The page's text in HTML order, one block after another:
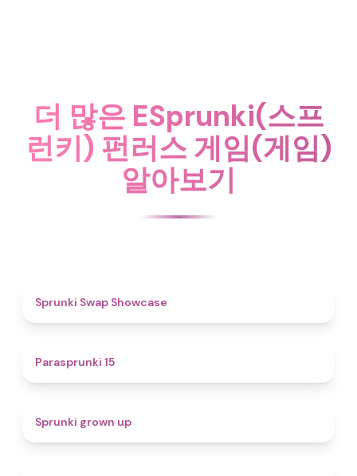
더 많은 ESprunki(스프
런키) 펀러스 게임(게임)
알아보기
Sprunki Swap Showcase
Parasprunki 15
Sprunki grown up